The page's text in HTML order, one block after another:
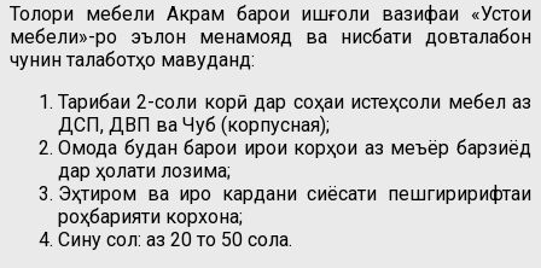
Толори мебели Акрам барои ишғоли вазифаи «Устои
мебели»-ро эълон менамояд ва нисбати довталабон
чунин талаботҳо мавҷуданд:
Таҷрибаи 2-соли корӣ дар соҳаи истеҳсоли мебел аз
ДСП, ДВП ва Чуб (корпусная);
Омода будан барои иҷрои корҳои аз меъёр барзиёд
дар ҳолати лозима;
Эҳтиром ва иҷро кардани сиёсати пешгиририфтаи
роҳбарияти корхона;
Сину сол: аз 20 то 50 сола.